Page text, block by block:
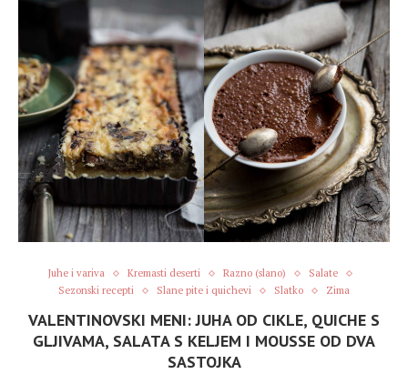
Juhe i variva Kremasti deserti Razno (slano)
Salate
Sezonski recepti
Slane pite i quichevi Slatko Zima
VALENTINOVSKI MENI: JUHA OD CIKLE, QUICHE S
GLJIVAMA, SALATA S KELJEM I MOUSSE OD DVA
SASTOJKA